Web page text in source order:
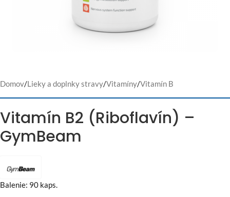
Domov/Lieky a doplnky stravy/Vitamíny/Vitamín B
Vitamín B2 (Riboflavín) –
GymBeam
Balenie: 90 kaps.